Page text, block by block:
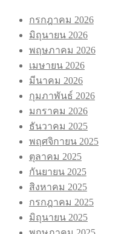
กรกฎาคม 2026
มิถุนายน 2026
พฤษภาคม 2026
เมษายน 2026
มีนาคม 2026
กุมภาพันธ์ 2026
มกราคม 2026
ธันวาคม 2025
พฤศจิกายน 2025
ตุลาคม 2025
กันยายน 2025
สิงหาคม 2025
กรกฎาคม 2025
มิถุนายน 2025